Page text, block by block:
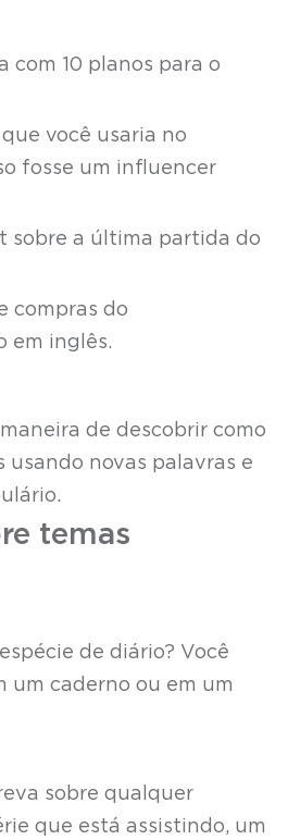
com 10 planos para o
você usaria no
fosse um influencer
sobre a última partida do
compras do
em inglês.
de descobrir como
usando novas palavras e
temas
de diário? Você
um caderno ou em um
sobre qualquer
que está assistindo, um